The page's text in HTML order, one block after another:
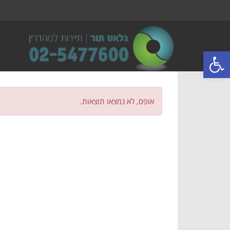
פתח סרגל נגישות
אופס, לא נמצאו תוצאות.